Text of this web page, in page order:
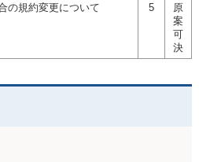
の規約変更について 5
原
案
可
決